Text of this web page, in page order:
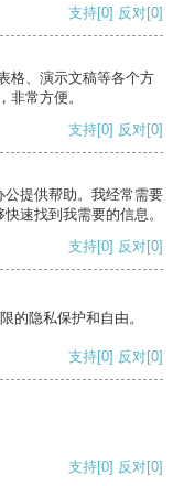
支持[0] 反对[0]
格、演示文稿等各个方
非常方便。
支持[0] 反对[0]
提供帮助。我经常需要
速找到我需要的信息。
支持[0] 反对[0]
的隐私保护和自由。
支持[0] 反对[0]
支持[0] 反对[0]